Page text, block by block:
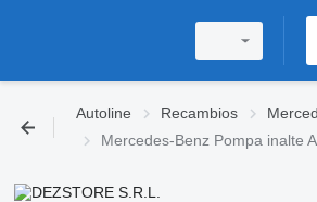
Autoline Recambios
Mercedes-Benz Pompa inalte